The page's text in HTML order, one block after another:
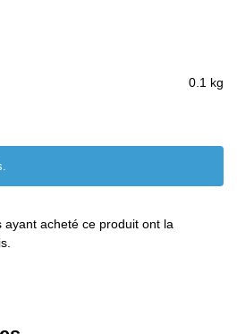
0.1 kg
acheté ce produit ont la